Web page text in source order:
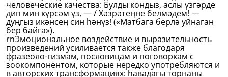
человеческие качества: Булды кондыз, аслы үзгәрде
дип мин күрсәм үз, — / Хәзрәтеңне белмәдем! —
дуңгыз икәнсең син һәнүз! («Матбага берлә уйнаган
бер байга»).
rnЭмоциональное воздействие и выразительность
произведений усиливается также благодаря
фразеоло-гизмам, пословицам и поговоркам с
зоокомпонентом, которые нередко употребляются и
в авторских трансформациях: һавадагы торнаны